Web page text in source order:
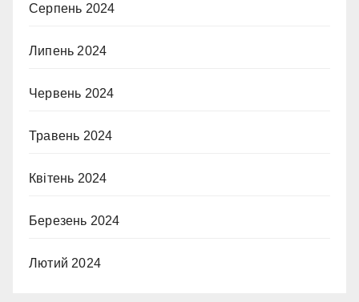
Серпень 2024
Липень 2024
Червень 2024
Травень 2024
Квітень 2024
Березень 2024
Лютий 2024